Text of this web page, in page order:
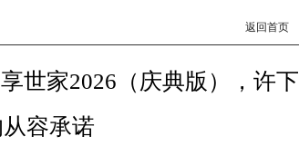
返回首页
世家2026（庆典版），许下
容承诺